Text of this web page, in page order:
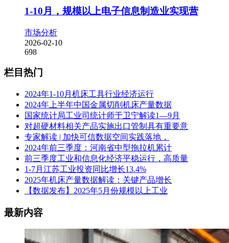
1-10月，规模以上电子信息制造业实现营
市场分析
2026-02-10
698
栏目热门
2024年1-10月机床工具行业经济运行
2024年上半年中国金属切削机床产量数据
国家统计局工业司统计师于卫宁解读1—9月
对超硬材料相关产品实施出口管制具有重要意
专家解读 | 加快可信数据空间实践落地，
2024年前三季度：河南省中型拖拉机累计
前三季度工业和信息化经济平稳运行，高质量
1-7月江苏工业投资同比增长13.4%
2025年机床产量数据解读：关键产品增长
【数据发布】2025年5月份规模以上工业
最新内容